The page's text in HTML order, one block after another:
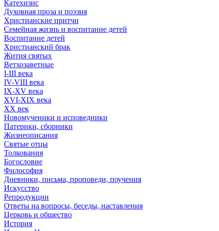
Катехизис
Духовная проза и поэзия
Христианские притчи
Семейная жизнь и воспитание детей
Воспитание детей
Христианский брак
Жития святых
Ветхозаветные
I-III века
IV-VIII века
IX-XV века
XVI-XIX века
XX век
Новомученики и исповедники
Патерики, сборники
Жизнеописания
Святые отцы
Толкования
Богословие
Философия
Дневники, письма, проповеди, поучения
Искусство
Репродукции
Ответы на вопросы, беседы, наставления
Церковь и общество
История